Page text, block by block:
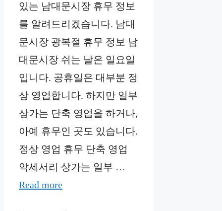
있는 남대문시장 휴무 정보
를 알려드리겠습니다. 남대
문시장 광복절 휴무 정보 남
대문시장 쉬는 날은 일요일
입니다. 공휴일은 대부분 정
상 영업합니다. 하지만 일부
상가는 단축 영업을 하거나,
아예 휴무인 곳도 있습니다.
정상 영업 휴무 단축 영업
악세서리 상가는 일부 …
Read more